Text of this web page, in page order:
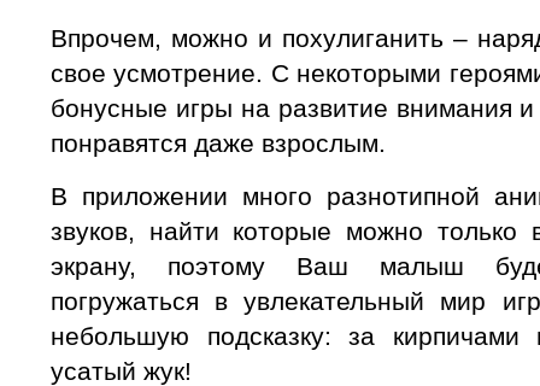
Впрочем, можно и похулиганить –
свое усмотрение. С некоторыми
бонусные игры на развитие внимания
понравятся даже взрослым.
В приложении много разнотипной
звуков, найти которые можно только
экрану, поэтому Ваш малыш
погружаться в увлекательный мир
небольшую подсказку: за кирпичами
усатый жук!